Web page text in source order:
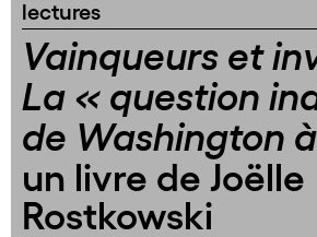
lectures
Vainqueurs et
La « question
de Washington
un livre de Joëlle
Rostkowski